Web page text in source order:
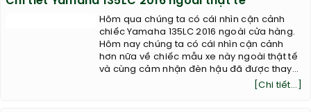
Hôm qua chúng ta có cái nhìn cận cảnh
chiếc Yamaha 135LC 2016 ngoài cửa hàng.
Hôm nay chúng ta có cái nhìn cận cảnh
hơn nữa về chiếc mẫu xe này ngoài thật tế
và cùng cảm nhận đèn hậu đã được thay...
[Chi tiết...]